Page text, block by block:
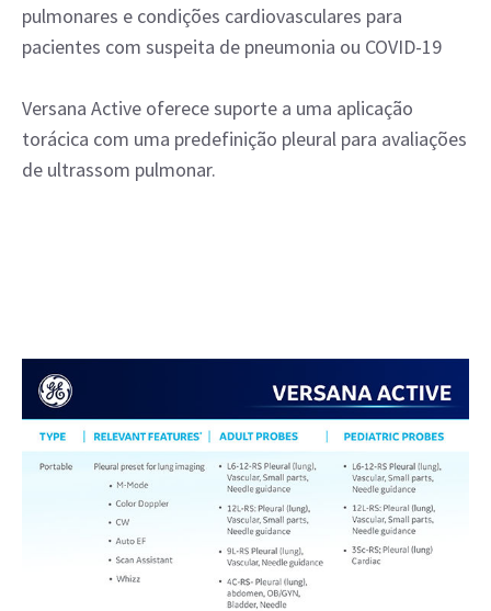
pulmonares e condições cardiovasculares para
pacientes com suspeita de pneumonia ou COVID-19
Versana Active oferece suporte a uma aplicação
torácica com uma predefinição pleural para avaliações
de ultrassom pulmonar.